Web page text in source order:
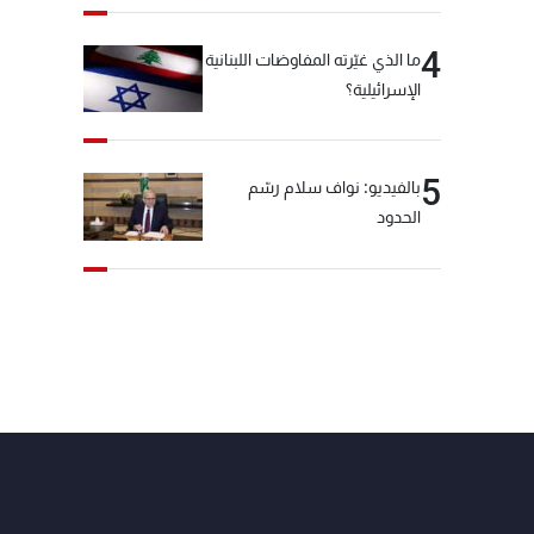
4ما الذي غيّرته المفاوضات اللبنانية
الإسرائيلية؟
5بالفيديو: نواف سلام رسّم
الحدود